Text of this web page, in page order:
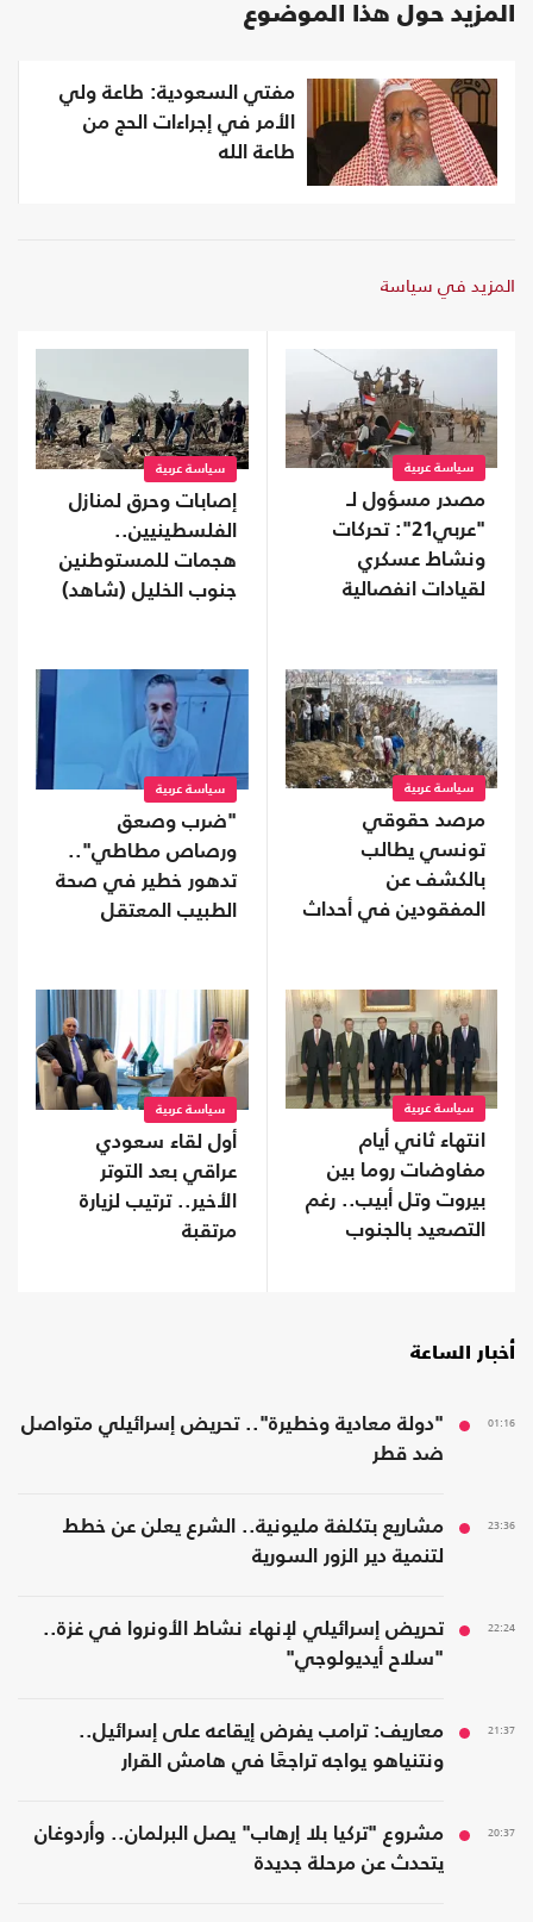
المزيد حول هذا الموضوع
مفتي السعودية: طاعة ولي
الأمر في إجراءات الحج من
طاعة الله
المزيد في سياسة
سياسة عربية
مصدر مسؤول لـ
"عربي21": تحركات
ونشاط عسكري
لقيادات انفصالية
سياسة عربية
إصابات وحرق لمنازل
الفلسطينيين..
هجمات للمستوطنين
جنوب الخليل (شاهد)
سياسة عربية
مرصد حقوقي
تونسي يطالب
بالكشف عن
المفقودين في أحداث
سياسة عربية
"ضرب وصعق
ورصاص مطاطي"..
تدهور خطير في صحة
الطبيب المعتقل
سياسة عربية
انتهاء ثاني أيام
مفاوضات روما بين
بيروت وتل أبيب.. رغم
التصعيد بالجنوب
سياسة عربية
أول لقاء سعودي
عراقي بعد التوتر
الأخير.. ترتيب لزيارة
مرتقبة
أخبار الساعة
01:16
"دولة معادية وخطيرة".. تحريض إسرائيلي متواصل
ضد قطر
23:36
مشاريع بتكلفة مليونية.. الشرع يعلن عن خطط
لتنمية دير الزور السورية
22:24
تحريض إسرائيلي لإنهاء نشاط الأونروا في غزة..
"سلاح أيديولوجي"
21:37
معاريف: ترامب يفرض إيقاعه على إسرائيل..
ونتنياهو يواجه تراجعًا في هامش القرار
20:37
مشروع "تركيا بلا إرهاب" يصل البرلمان.. وأردوغان
يتحدث عن مرحلة جديدة